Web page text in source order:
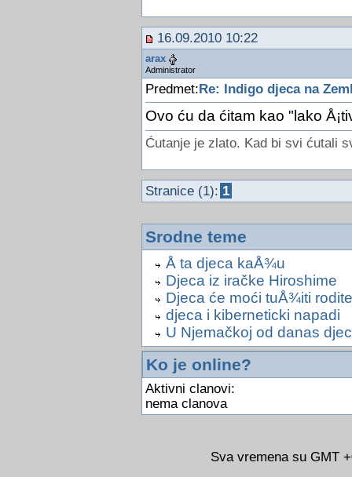
16.09.2010 10:22
arax
Administrator
Predmet:Re: Indigo djeca na
Ovo ću da ćitam kao "lako
Ćutanje je zlato. Kad bi svi ćutali
Stranice (1): 1
Srodne teme
Å ta djeca kaÅ¾u
Djeca iz iračke Hiroshime
Djeca će moći tuÅ¾iti
djeca i kiberneticki napadi
U Njemačkoj od danas
Ko je online?
Aktivni clanovi:
nema clanova
Sva vremena su GMT